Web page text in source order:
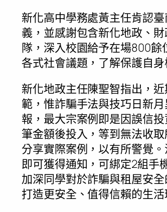
新化高中學務處黃主任肯認
義，並感謝包含新化地政、
隊，深入校園給予在場800
各式社會議題，了解保護自
新化地政主任陳聖智指出，
範，惟詐騙手法與技巧日新
報，最大宗案例即是因誤信
筆金額後投入，等到無法收
分享實際案例，以有所警覺
即可獲得通知，可綁定2組手
加深同學對於詐騙與租屋安
打造更安全、值得信賴的生活